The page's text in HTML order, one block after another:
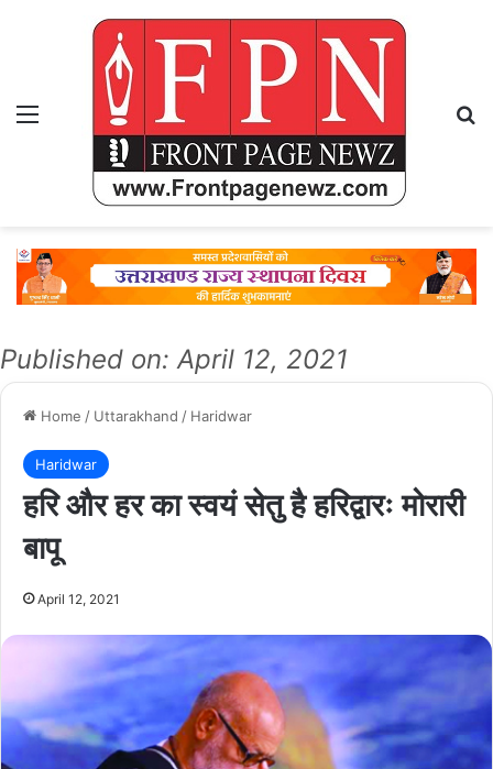
Menu
Published on: April 12, 2021
Home / Uttarakhand / Haridwar
Haridwar
हरि और हर का स्वयं सेतु है हरिद्वारः मोरारी
बापू
April 12, 2021